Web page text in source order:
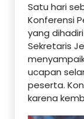
Satu hari
Konferensi
yang
Sekretaris
ucapan
peserta.
karena